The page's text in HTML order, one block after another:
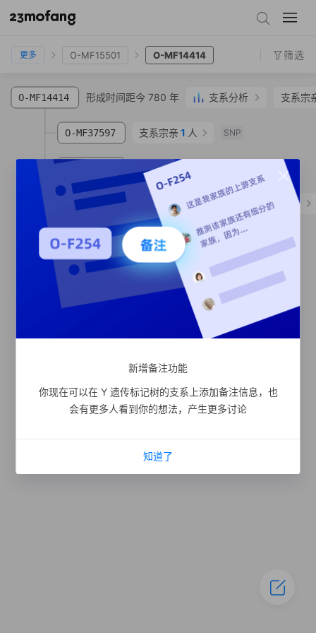
O-F402
更多 O-MF15501 O-MF14414 筛选
O-MF14414 形成时间距今 780 年 支系分析 支系宗
O-MF37597 支系宗亲 1 人 SNP
形成时间距今 610 年
O-MF579113姜**汉族辽宁省 丹东市 全部
O-MF111034 支系宗亲1人
O-MF45387 支系宗亲1 人
新增备注功能
你现在可以在 Y 遗传标记树的支系上添加备注信息，也
会有更多人看到你的想法，产生更多讨论
知道了